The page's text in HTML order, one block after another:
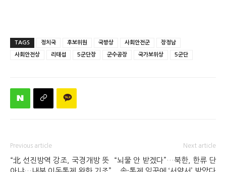
TAGS 정치국 후보위원 국방상 사회안전군 장정남
사회안전상 리태섭 5군단장 군수공장 국가보위상 5군단
Previous article
“北 선진방역 강조, 국경개방 뜻
Next article
“뇌물 안 받겠다”…북한, 한류 단